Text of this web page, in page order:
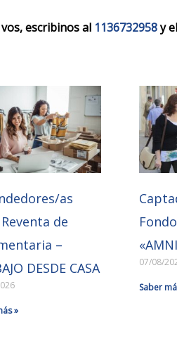
escribinos al 1136732958y
as
de
–
DESDE CASA
»
07/08/
Saber